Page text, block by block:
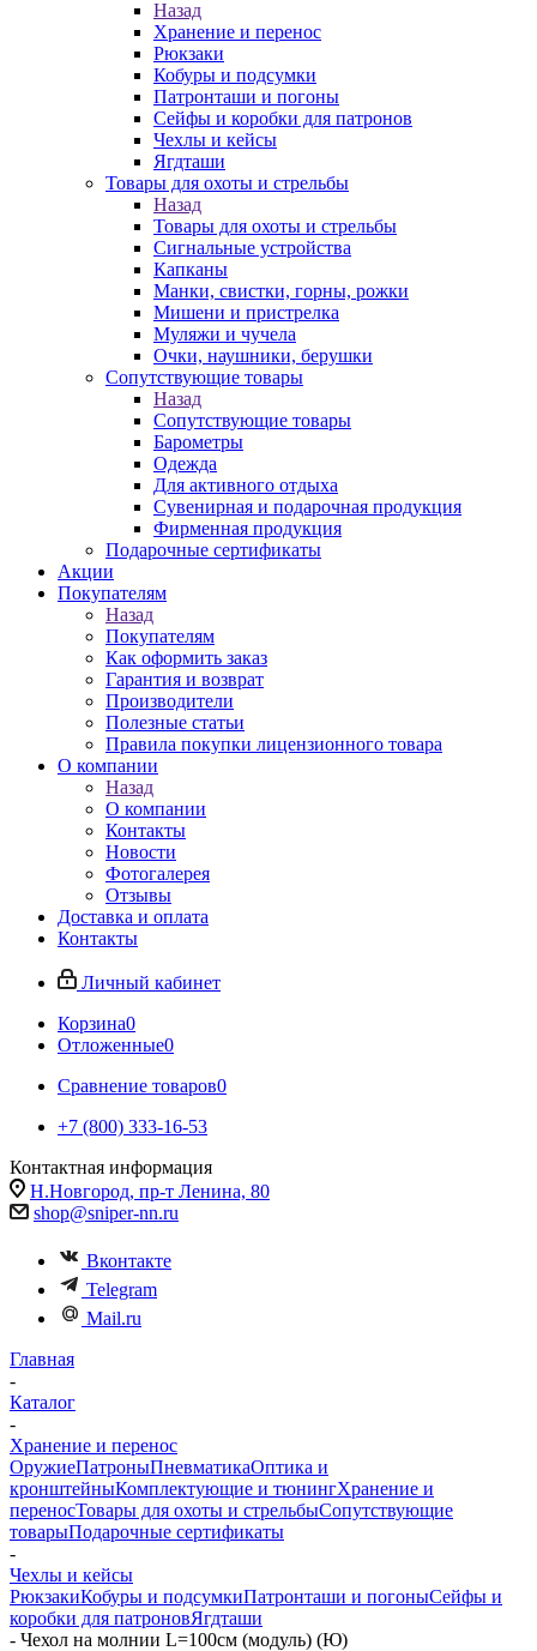
Назад
Хранение и перенос
Рюкзаки
Кобуры и подсумки
Патронташи и погоны
Сейфы и коробки для патронов
Чехлы и кейсы
Ягдташи
Товары для охоты и стрельбы
Назад
Товары для охоты и стрельбы
Сигнальные устройства
Капканы
Манки, свистки, горны, рожки
Мишени и пристрелка
Муляжи и чучела
Очки, наушники, берушки
Сопутствующие товары
Назад
Сопутствующие товары
Барометры
Одежда
Для активного отдыха
Сувенирная и подарочная продукция
Фирменная продукция
Подарочные сертификаты
Акции
Покупателям
Назад
Покупателям
Как оформить заказ
Гарантия и возврат
Производители
Полезные статьи
Правила покупки лицензионного товара
О компании
Назад
О компании
Контакты
Новости
Фотогалерея
Отзывы
Доставка и оплата
Контакты
Личный кабинет
Корзина0
Отложенные0
Сравнение товаров0
+7 (800) 333-16-53
Контактная информация
Н.Новгород, пр-т Ленина, 80
shop@sniper-nn.ru
Вконтакте
Telegram
Mail.ru
Главная
-
Каталог
-
Хранение и перенос
ОружиеПатроныПневматикаОптика и
кронштейныКомплектующие и тюнингХранение и
переносТовары для охоты и стрельбыСопутствующие
товарыПодарочные сертификаты
-
Чехлы и кейсы
РюкзакиКобуры и подсумкиПатронташи и погоныСейфы и
коробки для патроновЯгдташи
- Чехол на молнии L=100см (модуль) (Ю)